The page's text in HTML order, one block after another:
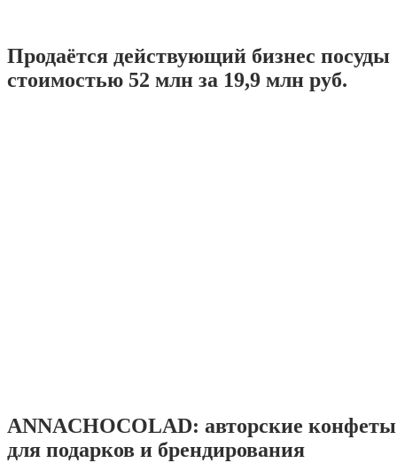
Продаётся действующий бизнес посуды
стоимостью 52 млн за 19,9 млн руб.
ANNACHOCOLAD: авторские
для подарков и брендирования